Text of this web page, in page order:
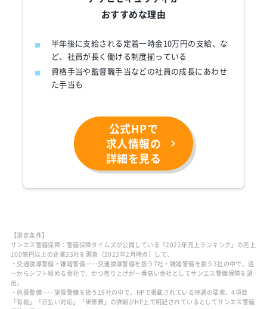
おすすめな理由
半年後に支給される定着一時金10万円の支給、な
ど、社員が長く働ける制度揃っている
資格手当や監督職手当などの社員の成長にあわせ
た手当も
公式HPで
求人情報の
詳細を見る
【選定条件】
サンエス警備保障：警備保障タイムズが公開している「2022年売上ランキング」の売上
100億円以上の企業23社を調査（2023年2月時点）して、
・交通誘導警備・雑踏警備……交通誘導警備を扱う7社・雑踏警備を扱う3社の中で、週
一からシフト組める会社で、かつ売り上げが一番高い会社としてサンエス警備保障を選
出。
・施設警備……施設警備を扱う19社の中で、HPで掲載されている待遇の要素、4項目
「有給」「日払い対応」「研修費」の詳細がHP上で明記されているとしてサンエス警備